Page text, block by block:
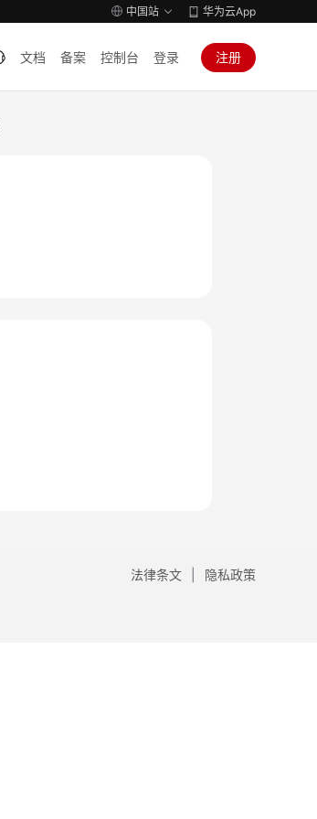
中国站 华为云App
文档 备案 控制台 登录 注册
法律条文 隐私政策